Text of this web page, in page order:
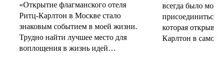
«Открытие флагманского отеля
Ритц-Карлтон в Москве стало
знаковым событием в моей жизни.
Трудно найти лучшее место для
воплощения в жизнь идей
всегда было
присоединиться
которая
Карлтон в